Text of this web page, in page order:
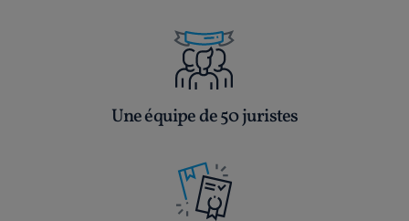
Une équipe de 50 juristes